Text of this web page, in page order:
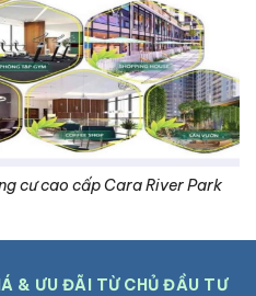
cư cao cấp Cara River Park
& ƯU ĐÃI TỪ CHỦ ĐẦU TƯ